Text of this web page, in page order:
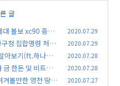
글
대 볼보 xc90 중고
2020.07.29
청 집합명령 처분
(0)
2020.07.29
아보기(ft.하나은
2020.07.28
한돈 및 비트코
2020.07.28
볼만한 영천 땅 토
2020.07.27